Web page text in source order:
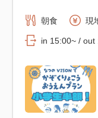
朝食 現
in 15:00~ / out